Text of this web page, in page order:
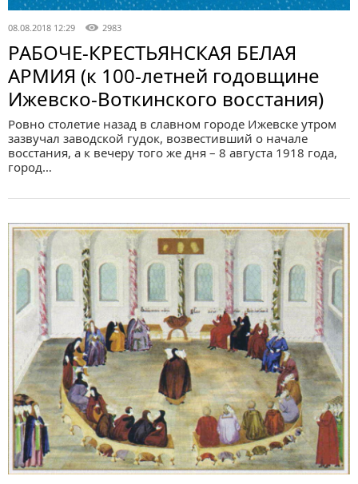
08.08.2018 12:29 2983
РАБОЧЕ-КРЕСТЬЯНСКАЯ БЕЛАЯ
АРМИЯ (к 100-летней годовщине
Ижевско-Воткинского восстания)
Ровно столетие назад в славном городе Ижевске утром
зазвучал заводской гудок, возвестивший о начале
восстания, а к вечеру того же дня – 8 августа 1918 года,
город…